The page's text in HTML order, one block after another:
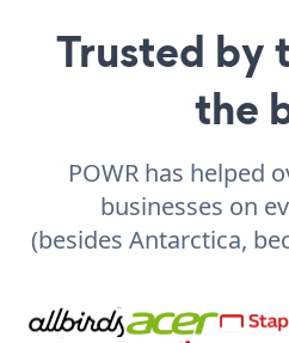
Trusted by
the
POWR has helped
businesses on
(besides Antarctica,